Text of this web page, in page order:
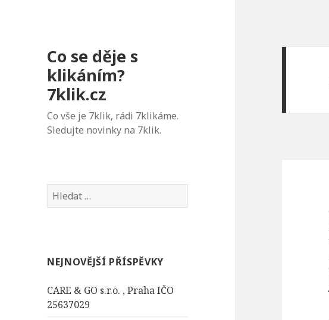
Co se děje s
klikáním?
7klik.cz
Co vše je 7klik, rádi 7klikáme.
Sledujte novinky na 7klik.
V
y
d
v
á
NEJNOVĚJŠÍ PŘÍSPĚVKY
CARE & GO s.r.o. , Praha IČO
25637029